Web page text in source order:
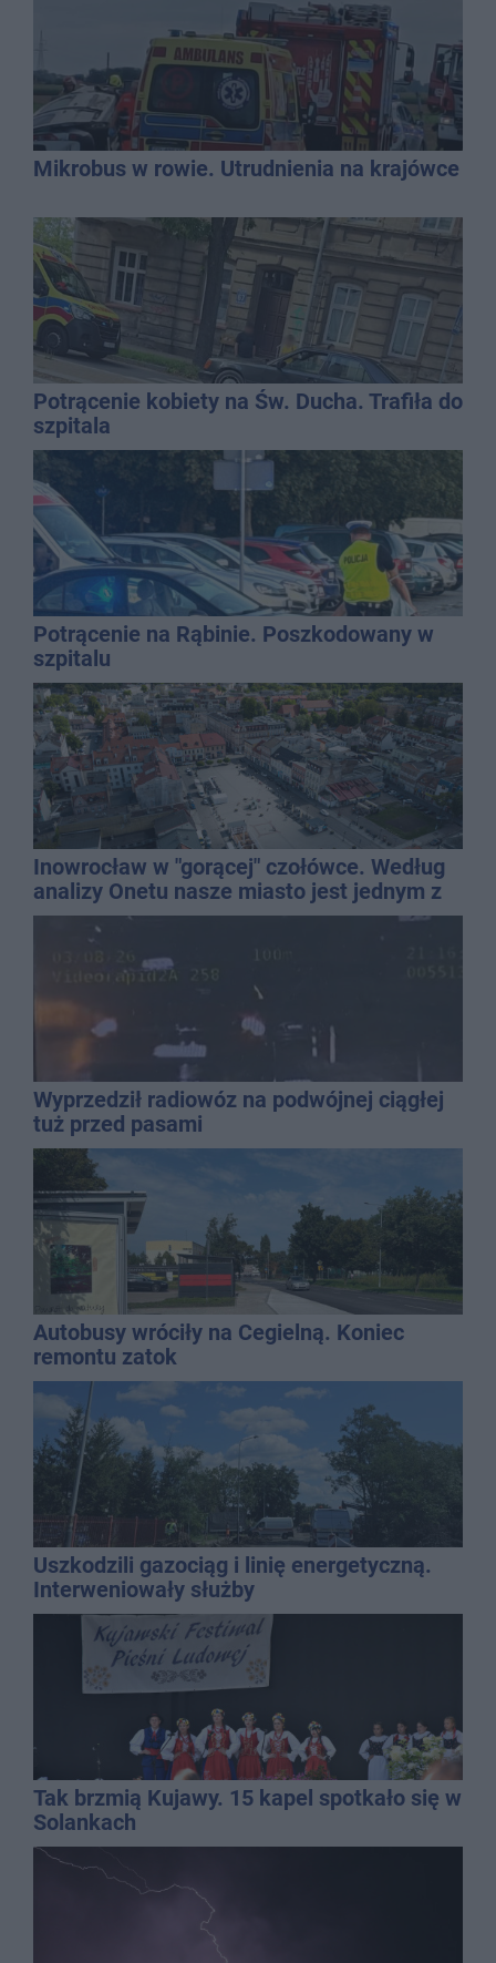
Mikrobus w rowie. Utrudnienia na krajówce
Potrącenie kobiety na Św. Ducha. Trafiła do
szpitala
Potrącenie na Rąbinie. Poszkodowany w
szpitalu
Inowrocław w "gorącej" czołówce. Według
analizy Onetu nasze miasto jest jednym z
najbardziej narażonych na upały
Wyprzedził radiowóz na podwójnej ciągłej
tuż przed pasami
Autobusy wróciły na Cegielną. Koniec
remontu zatok
Uszkodzili gazociąg i linię energetyczną.
Interweniowały służby
Tak brzmią Kujawy. 15 kapel spotkało się w
Solankach